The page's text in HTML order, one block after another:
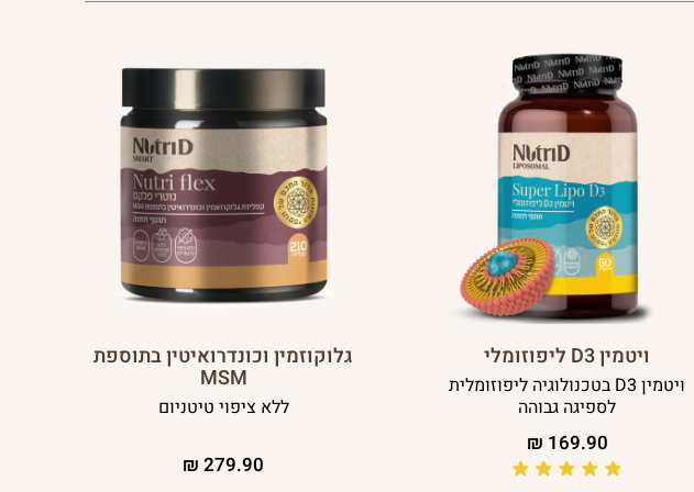
ויטמין D3 ליפוזומלי
ויטמין D3 בטכנולוגיה ליפוזומלית
לספיגה גבוהה
169.90
₪
גלוקוזמין וכונדרואיטין בתוספת
MSM
ללא ציפוי טיטניום
279.90
₪